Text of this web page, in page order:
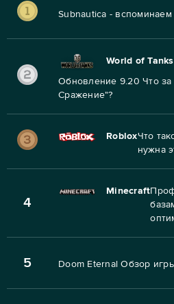
Subnautica - вспоминаем
World of Tanks
Обновление 9.20 Что за
Сражение"?
RobloxЧто
нужна
4
Minecraft
5 Doom Eternal Обзор